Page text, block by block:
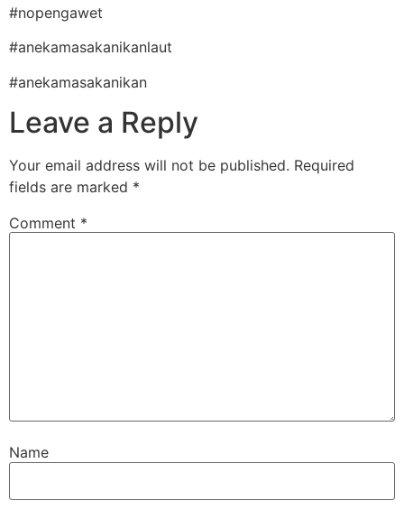
#nopengawet
#anekamasakanikanlaut
#anekamasakanikan
Leave a Reply
Your email address will not be published. Required
fields are marked *
Comment *
Name